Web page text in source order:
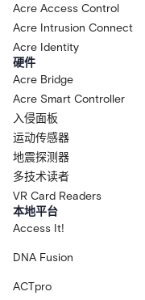
Acre Access Control
Acre Intrusion Connect
Acre Identity
硬件
Acre Bridge
Acre Smart Controller
入侵面板
运动传感器
地震探测器
多技术读者
VR Card Readers
本地平台
Access It!
DNA Fusion
ACTpro